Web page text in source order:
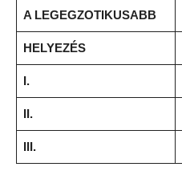
A LEGEGZOTIKUSABB
HELYEZÉS
I.
II.
III.